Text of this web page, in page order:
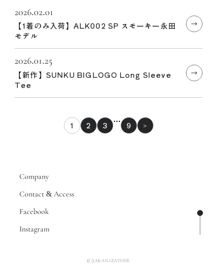
2026.02.01
【1着のみ入荷】ALK002 SP スモーキー永田
モデル
2026.01.25
【新作】SUNKU BIGLOGO Long Sleeve
Tee
1 2 3 … 9 >
ペー
Company
Contact & Access
Facebook
Instagram
(C) AKAN LEATHER